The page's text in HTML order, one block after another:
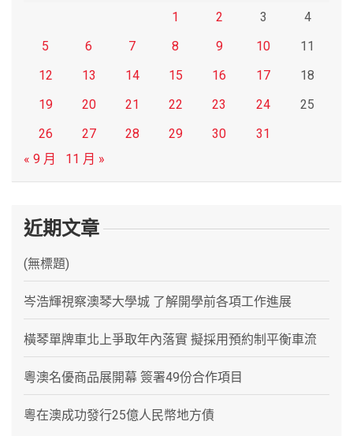
1
2 3
4
5
6 7 8 9 10
11
12
13 14 15 16 17
18
19
20 21 22 23 24
25
26
27 28 29 30
31
« 9 月
11 月 »
近期文章
(無標題)
岑浩輝視察澳琴大學城 了解開學前各項工作進展
橫琴單牌車北上爭取年內落實 擬採用預約制平衡車流
粵澳名優商品展開幕 簽署49份合作項目
粵在澳成功發行25億人民幣地方債